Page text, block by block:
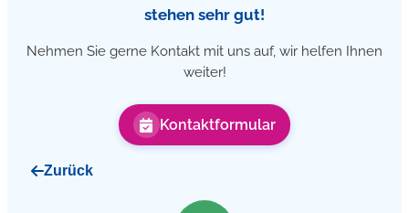
stehen sehr gut!
Nehmen Sie gerne Kontakt mit uns auf, wir helfen Ihnen
weiter!
Kontaktformular
Zurück